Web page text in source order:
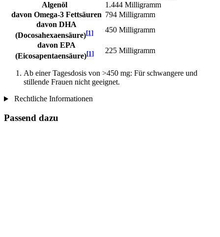
Algenöl
1.444 Milligramm
davon Omega-3 Fettsäuren 794 Milligramm
davon DHA
(Docosahexaensäure)[1]
450 Milligramm
davon EPA
(Eicosapentaensäure)[1] 225 Milligramm
Ab einer Tagesdosis von >450 mg: Für schwangere und
stillende Frauen nicht geeignet.
Rechtliche Informationen
Passend dazu